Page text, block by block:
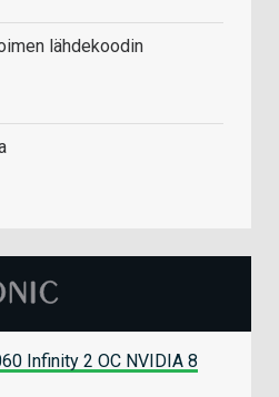
lähdekoodin
Infinity 2 OC NVIDIA 8